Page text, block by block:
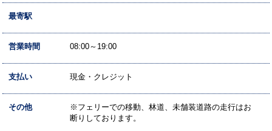
最寄駅
営業時間 08:00～19:00
支払い 現金・クレジット
その他
※フェリーでの移動、林道、未舗装道路の走行はお
断りしております。